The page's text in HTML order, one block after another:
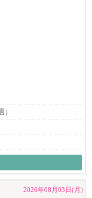
ズです。
2026年08月03日(月)